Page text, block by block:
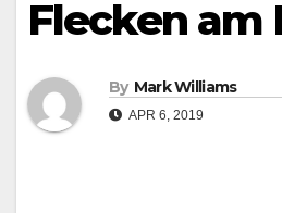
Flecken am
By Mark Williams
APR 6, 2019